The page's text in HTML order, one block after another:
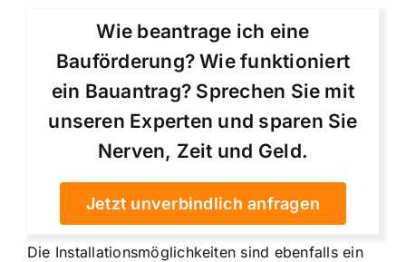
Wie beantrage ich eine
Bauförderung? Wie funktioniert
ein Bauantrag? Sprechen Sie mit
unseren Experten und sparen Sie
Nerven, Zeit und Geld.
Jetzt unverbindlich anfragen
Die Installationsmöglichkeiten sind ebenfalls ein